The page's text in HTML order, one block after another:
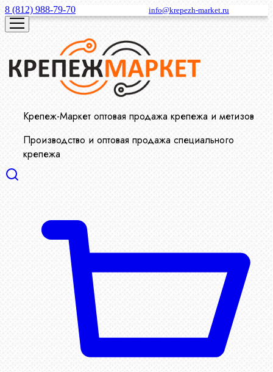
8 (812) 988-79-70 info@krepezh-market.ru
Крепеж-Маркет оптовая продажа крепежа и метизов
Производство и оптовая продажа специального
крепежа